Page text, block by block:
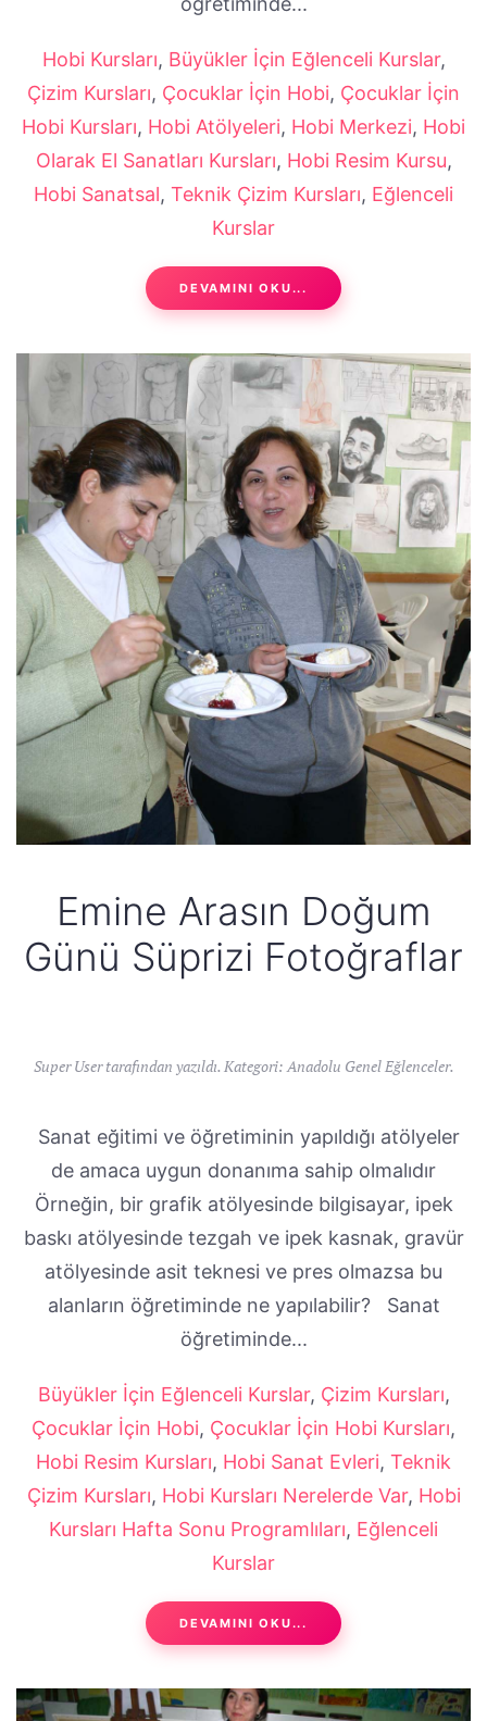
Hobi Kursları, Büyükler İçin Eğlenceli Kurslar,
Çizim Kursları, Çocuklar İçin Hobi, Çocuklar İçin
Hobi Kursları, Hobi Atölyeleri, Hobi Merkezi, Hobi
Olarak El Sanatları Kursları, Hobi Resim Kursu,
Hobi Sanatsal, Teknik Çizim Kursları, Eğlenceli
Kurslar
DEVAMINI OKU...
Emine Arasın Doğum
Günü Süprizi Fotoğraflar
Super User tarafından yazıldı. Kategori:Anadolu Genel Eğlenceler.
Sanat eğitimi ve öğretiminin yapıldığı atölyeler
de amaca uygun donanıma sahip olmalıdır
Örneğin, bir grafik atölyesinde bilgisayar, ipek
baskı atölyesinde tezgah ve ipek kasnak, gravür
atölyesinde asit teknesi ve pres olmazsa bu
alanların öğretiminde ne yapılabilir? Sanat
öğretiminde...
Büyükler İçin Eğlenceli Kurslar, Çizim Kursları,
Çocuklar İçin Hobi, Çocuklar İçin Hobi Kursları,
Hobi Resim Kursları, Hobi Sanat Evleri, Teknik
Çizim Kursları, Hobi Kursları Nerelerde Var, Hobi
Kursları Hafta Sonu Programlıları, Eğlenceli
Kurslar
DEVAMINI OKU...